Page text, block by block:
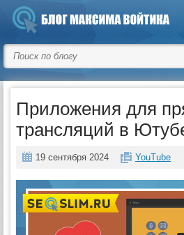
Приложения для
трансляций в
19 сентября 2024 YouTube